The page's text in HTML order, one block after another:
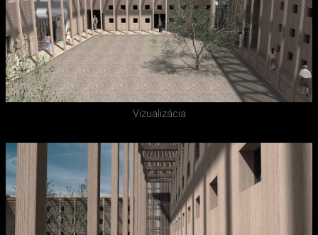
Vizualizácia